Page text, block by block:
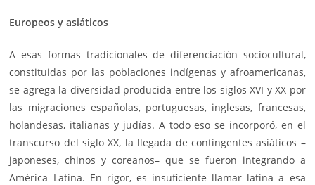
Europeos y asiáticos
A esas formas tradicionales de diferenciación sociocultural,
constituidas por las poblaciones indígenas y afroamericanas,
se agrega la diversidad producida entre los siglos XVI y XX por
las migraciones españolas, portuguesas, inglesas, francesas,
holandesas, italianas y judías. A todo eso se incorporó, en el
transcurso del siglo XX, la llegada de contingentes asiáticos –
japoneses, chinos y coreanos– que se fueron integrando a
América Latina. En rigor, es insuficiente llamar latina a esa